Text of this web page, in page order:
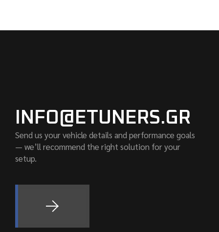
INFO@ETUNERS.GR
Send us your vehicle details and performance goals
— we’ll recommend the right solution for your
setup.